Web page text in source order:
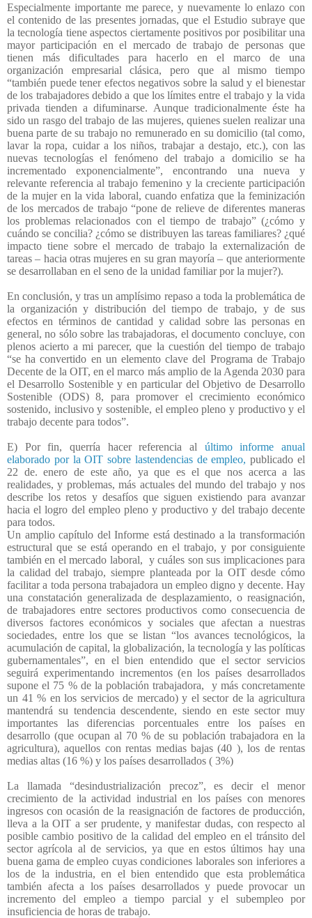
Especialmente importante me parece, y nuevamente lo enlazo con
el contenido de las presentes jornadas, que el Estudio subraye que
la tecnología tiene aspectos ciertamente positivos por posibilitar una
mayor participación en el mercado de trabajo de personas que
tienen más dificultades para hacerlo en el marco de una
organización empresarial clásica, pero que al mismo tiempo
“también puede tener efectos negativos sobre la salud y el bienestar
de los trabajadores debido a que los límites entre el trabajo y la vida
privada tienden a difuminarse. Aunque tradicionalmente éste ha
sido un rasgo del trabajo de las mujeres, quienes suelen realizar una
buena parte de su trabajo no remunerado en su domicilio (tal como,
lavar la ropa, cuidar a los niños, trabajar a destajo, etc.), con las
nuevas tecnologías el fenómeno del trabajo a domicilio se ha
incrementado exponencialmente”, encontrando una nueva y
relevante referencia al trabajo femenino y la creciente participación
de la mujer en la vida laboral, cuando enfatiza que la feminización
de los mercados de trabajo “pone de relieve de diferentes maneras
los problemas relacionados con el tiempo de trabajo” (¿cómo y
cuándo se concilia? ¿cómo se distribuyen las tareas familiares? ¿qué
impacto tiene sobre el mercado de trabajo la externalización de
tareas – hacia otras mujeres en su gran mayoría – que anteriormente
se desarrollaban en el seno de la unidad familiar por la mujer?).
En conclusión, y tras un amplísimo repaso a toda la problemática de
la organización y distribución del tiempo de trabajo, y de sus
efectos en términos de cantidad y calidad sobre las personas en
general, no sólo sobre las trabajadoras, el documento concluye, con
plenos acierto a mi parecer, que la cuestión del tiempo de trabajo
“se ha convertido en un elemento clave del Programa de Trabajo
Decente de la OIT, en el marco más amplio de la Agenda 2030 para
el Desarrollo Sostenible y en particular del Objetivo de Desarrollo
Sostenible (ODS) 8, para promover el crecimiento económico
sostenido, inclusivo y sostenible, el empleo pleno y productivo y el
trabajo decente para todos”.
E) Por fin, querría hacer referencia al último informe anual
elaborado por la OIT sobre lastendencias de empleo, publicado el
22 de. enero de este año, ya que es el que nos acerca a las
realidades, y problemas, más actuales del mundo del trabajo y nos
describe los retos y desafíos que siguen existiendo para avanzar
hacia el logro del empleo pleno y productivo y del trabajo decente
para todos.
Un amplio capítulo del Informe está destinado a la transformación
estructural que se está operando en el trabajo, y por consiguiente
también en el mercado laboral, y cuáles son sus implicaciones para
la calidad del trabajo, siempre planteada por la OIT desde cómo
facilitar a toda persona trabajadora un empleo digno y decente. Hay
una constatación generalizada de desplazamiento, o reasignación,
de trabajadores entre sectores productivos como consecuencia de
diversos factores económicos y sociales que afectan a nuestras
sociedades, entre los que se listan “los avances tecnológicos, la
acumulación de capital, la globalización, la tecnología y las políticas
gubernamentales”, en el bien entendido que el sector servicios
seguirá experimentando incrementos (en los países desarrollados
supone el 75 % de la población trabajadora,
y más concretamente
un 41 % en los servicios de mercado) y el sector de la agricultura
mantendrá su tendencia descendente, siendo en este sector muy
importantes las diferencias porcentuales entre los países en
desarrollo (que ocupan al 70 % de su población trabajadora en la
agricultura), aquellos con rentas medias bajas (40 ), los de rentas
medias altas (16 %) y los países desarrollados ( 3%)
La llamada “desindustrialización precoz”, es decir el menor
crecimiento de la actividad industrial en los países con menores
ingresos con ocasión de la reasignación de factores de producción,
lleva a la OIT a ser prudente, y manifestar dudas, con respecto al
posible cambio positivo de la calidad del empleo en el tránsito del
sector agrícola al de servicios, ya que en estos últimos hay una
buena gama de empleo cuyas condiciones laborales son inferiores a
los de la industria, en el bien entendido que esta problemática
también afecta a los países desarrollados y puede provocar un
incremento del empleo a tiempo parcial y el subempleo por
insuficiencia de horas de trabajo.